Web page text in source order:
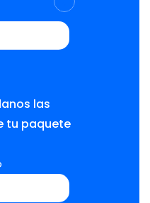
las
tu paquete